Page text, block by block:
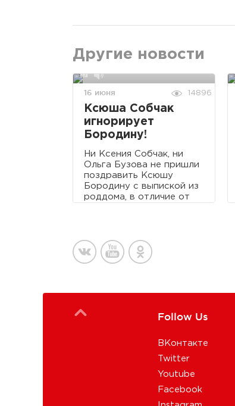
Другие новости
16 июня 14896
Ксюша Собчак
игнорирует
Бородину!
Ни Ксения Собчак, ни
Ольга Бузова не пришли
поздравить Ксюшу
Бородину с выпиской из
роддома, в отличие от
счастливого мужа.
Follow Us
ВКонтакте
Twitter
Youtube
Facebook